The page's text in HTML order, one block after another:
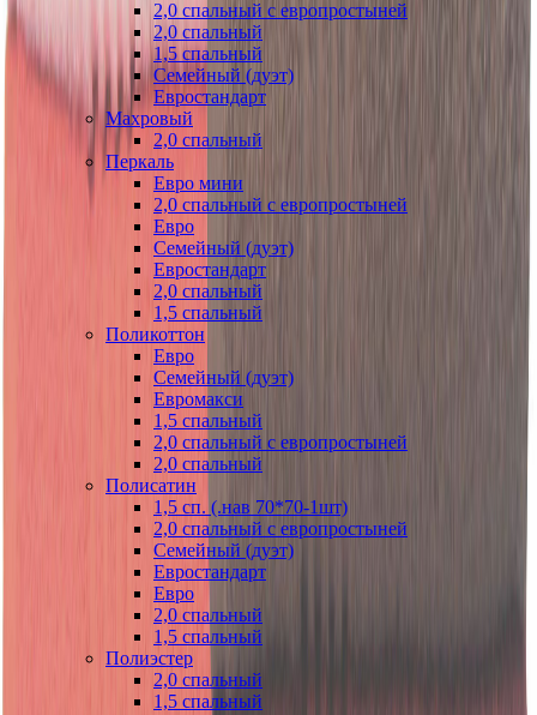
2,0 спальный с европростыней
2,0 спальный
1,5 спальный
Семейный (дуэт)
Евростандарт
Махровый
2,0 спальный
Перкаль
Евро мини
2,0 спальный с европростыней
Евро
Семейный (дуэт)
Евростандарт
2,0 спальный
1,5 спальный
Поликоттон
Евро
Семейный (дуэт)
Евромакси
1,5 спальный
2,0 спальный с европростыней
2,0 спальный
Полисатин
1,5 сп. (.нав 70*70-1шт)
2,0 спальный с европростыней
Семейный (дуэт)
Евростандарт
Евро
2,0 спальный
1,5 спальный
Полиэстер
2,0 спальный
1,5 спальный